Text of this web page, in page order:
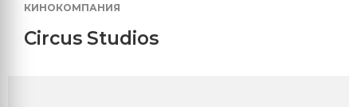
КИНОКОМПАНИЯ
Circus Studios